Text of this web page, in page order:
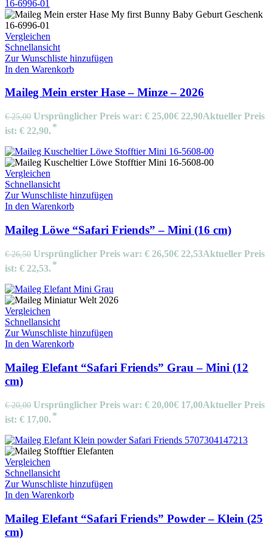
Vergleichen
Schnellansicht
Zur Wunschliste hinzufügen
In den Warenkorb
Maileg Mein erster Hase – Minze – 2026
€25,00 Ursprünglicher Preis war: € 25,00€ 22,90Aktueller Preis
ist: € 22,90.
Vergleichen
Schnellansicht
Zur Wunschliste hinzufügen
In den Warenkorb
Maileg Löwe “Safari Friends” – Mini (16 cm)
€26,50 Ursprünglicher Preis war: € 26,50€ 22,53Aktueller Preis
ist: € 22,53.
Vergleichen
Schnellansicht
Zur Wunschliste hinzufügen
In den Warenkorb
Maileg Elefant “Safari Friends” Grau – Mini (12
cm)
€20,00 Ursprünglicher Preis war: € 20,00€ 17,00Aktueller Preis
ist: € 17,00.
Vergleichen
Schnellansicht
Zur Wunschliste hinzufügen
In den Warenkorb
Maileg Elefant “Safari Friends” Powder – Klein (25
cm)